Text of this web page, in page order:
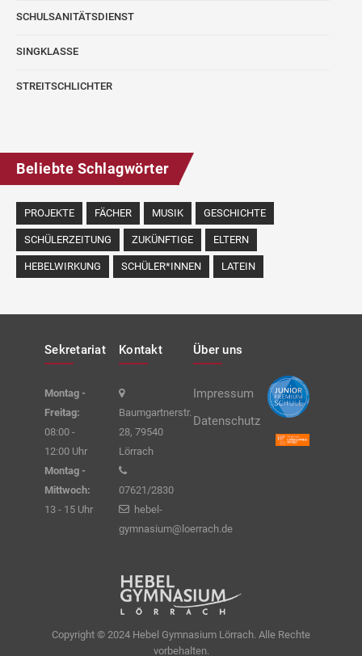
SCHULSANITÄTSDIENST
SINGKLASSE
STREITSCHLICHTER
Beliebte Schlagwörter
PROJEKTE FÄCHER MUSIK GESCHICHTE
SCHÜLERZEITUNG ZUKÜNFTIGE ELTERN
HEBELWIRKUNG SCHÜLER*INNEN LATEIN
Sekretariat
Montag -
Freitag:
08:00 -
12:00 Uhr
Montag -
Mittwoch:
13 - 15 Uhr
Kontakt
Baumgartnerstr.
28, 79540
Lörrach
07621/2830
hebel-
gymnasium@loerrach.de
Über uns
Impressum
Datenschutz
Copyright © 2024 Hebel Gymnasium Lörrach. Alle Rechte
vorbehalten.